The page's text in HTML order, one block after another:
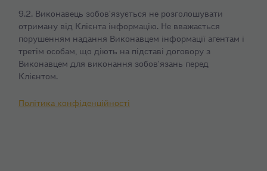
9.2. Виконавець зобов'язується не розголошувати
отриману від Клієнта інформацію. Не вважається
порушенням надання Виконавцем інформації агентам і
третім особам, що діють на підставі договору з
Виконавцем для виконання зобов'язань перед
Клієнтом.
Політика конфіденційності